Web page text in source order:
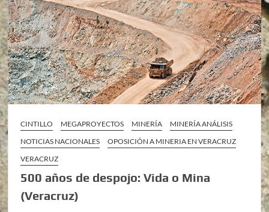
CINTILLO MEGAPROYECTOS MINERÍA
MINERÍA ANÁLISIS
NOTICIAS NACIONALES
OPOSICIÓN A MINERIA EN VERACRUZ
VERACRUZ
500 años de despojo: Vida o Mina
(Veracruz)